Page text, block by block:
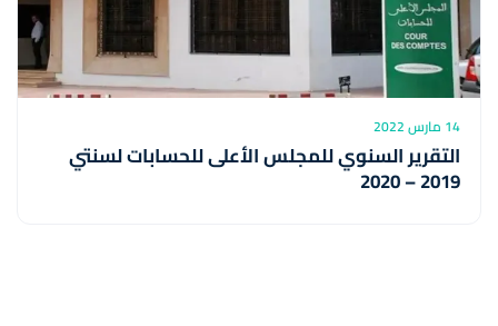
14 مارس 2022
التقرير السنوي للمجلس الأعلى للحسابات لسنتي
2019 – 2020